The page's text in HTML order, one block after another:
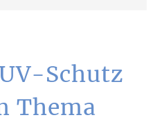
Schutz
Thema